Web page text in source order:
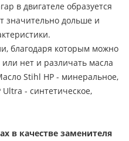
в двигателе образуется
значительно дольше и
благодаря которым можно
нет и различать масла
Stihl HP - минеральное,
- синтетическое,
в качестве заменителя